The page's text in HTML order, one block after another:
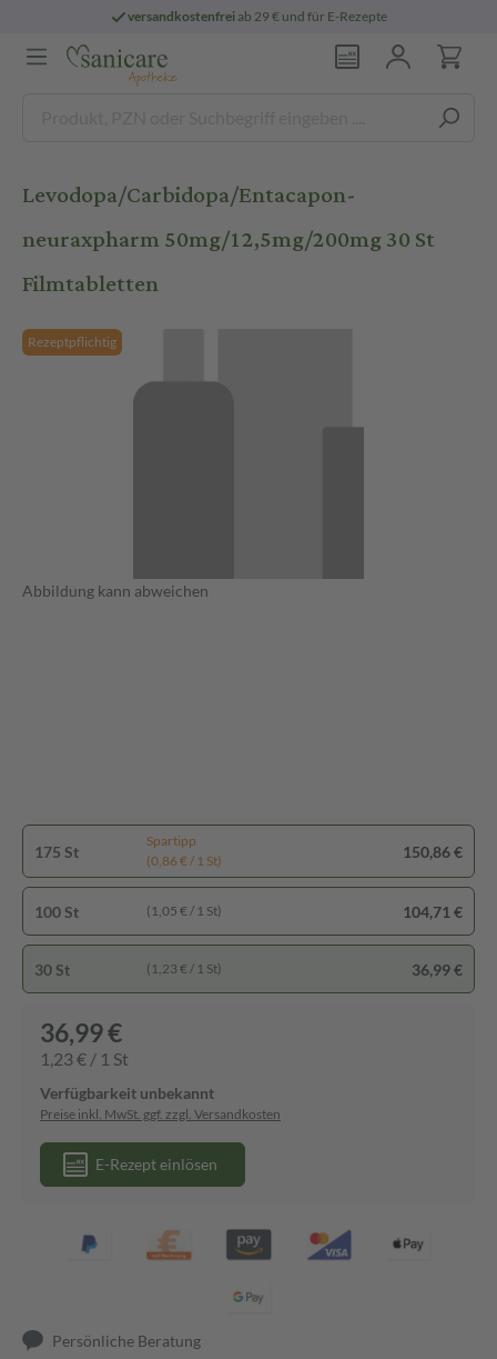
versandkostenfreiab 29 € und für E-Rezepte
Levodopa/Carbidopa/Entacapon-
neuraxpharm 50mg/12,5mg/200mg 30 St
Filmtabletten
Rezeptpflichtig
Abbildung kann abweichen
175 St
Spartipp
(0,86 € / 1 St)
150,86 €
100 St (1,05 € / 1 St) 104,71 €
30 St (1,23 € / 1 St) 36,99 €
36,99 €
1,23 € / 1 St
Verfügbarkeit unbekannt
Preise inkl. MwSt. ggf. zzgl. Versandkosten
E-Rezept einlösen
Persönliche Beratung